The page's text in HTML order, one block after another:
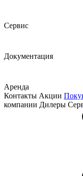
Сервис
Документация
Аренда
Контакты Акции
компании Дилеры